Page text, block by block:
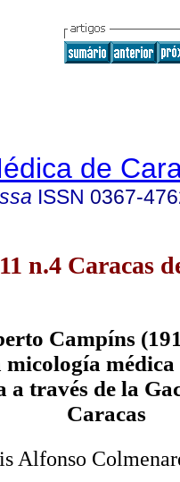
de
ISSN 0367-
n.4 Caracas
Campíns
micología
a través de la
Caracas
Alfonso